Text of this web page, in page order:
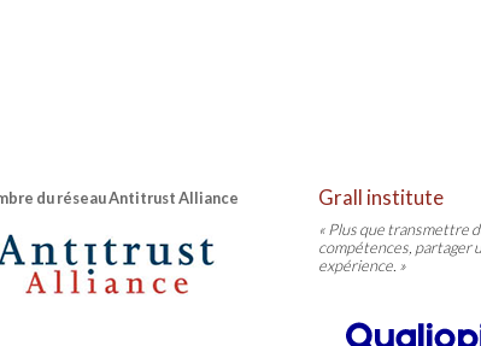
du réseau Antitrust Alliance Grall institute
« Plus que transmettre
compétences, partager
expérience. »